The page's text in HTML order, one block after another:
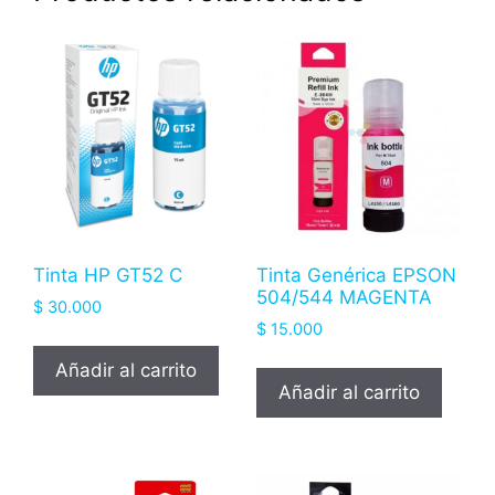
Tinta HP GT52 C
$ 30.000
Añadir al carrito
Tinta Genérica EPSON
504/544 MAGENTA
$15.000
Añadir al carrito